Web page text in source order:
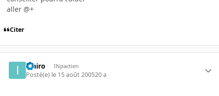
aller @+
Citer
Ishiro INpactien
Posté(e) le 15 août 200520 a